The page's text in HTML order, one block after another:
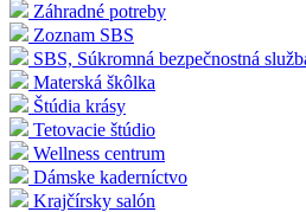
Záhradné potreby
Zoznam SBS
SBS, Súkromná bezpečnostná
Materská škôlka
Štúdia krásy
Tetovacie štúdio
Wellness centrum
Dámske kaderníctvo
Krajčírsky salón